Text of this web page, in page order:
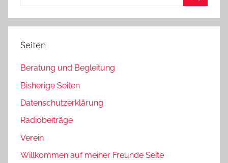
Seiten
Beratung und Begleitung
Bisherige Seiten
Datenschutzerklärung
Radiobeiträge
Verein
Willkommen auf meiner Freunde Seite